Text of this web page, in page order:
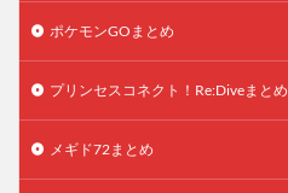
ポケモンGOまとめ
プリンセスコネクト！Re:Diveまとめ
メギド72まとめ